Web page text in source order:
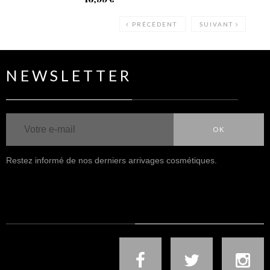
PRÉCÉDENT SUIVANT
NEWSLETTER
OK
Restez informé de nos derniers arrivages cosmétiques.